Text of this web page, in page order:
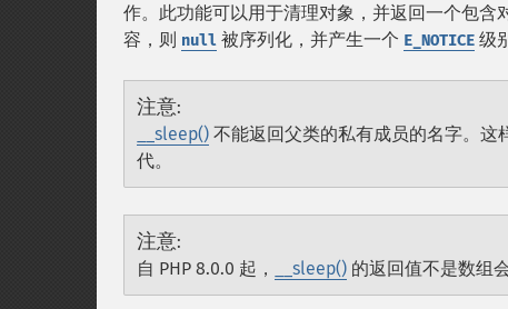
作。此功能可以用于清理对象，并返回一个包
容，则 null 被序列化，并产生一个 E_NOTICE 级
注意:
__sleep() 不能返回父类的私有成员的名字。这
代。
注意:
自 PHP 8.0.0 起，
__sleep() 的返回值不是数组